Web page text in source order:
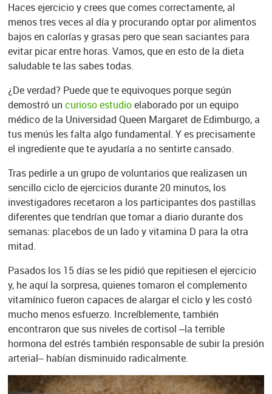
Haces ejercicio y crees que comes correctamente, al
menos tres veces al día y procurando optar por alimentos
bajos en calorías y grasas pero que sean saciantes para
evitar picar entre horas. Vamos, que en esto de la dieta
saludable te las sabes todas.
¿De verdad? Puede que te equivoques porque según
demostró un curioso estudioelaborado por un equipo
médico de la Universidad Queen Margaret de Edimburgo, a
tus menús les falta algo fundamental. Y es precisamente
el ingrediente que te ayudaría a no sentirte cansado.
Tras pedirle a un grupo de voluntarios que realizasen un
sencillo ciclo de ejercicios durante 20 minutos, los
investigadores recetaron a los participantes dos pastillas
diferentes que tendrían que tomar a diario durante dos
semanas: placebos de un lado y vitamina D para la otra
mitad.
Pasados los 15 días se les pidió que repitiesen el ejercicio
y, he aquí la sorpresa, quienes tomaron el complemento
vitamínico fueron capaces de alargar el ciclo y les costó
mucho menos esfuerzo. Increíblemente, también
encontraron que sus niveles de cortisol –la terrible
hormona del estrés también responsable de subir la presión
arterial– habían disminuido radicalmente.